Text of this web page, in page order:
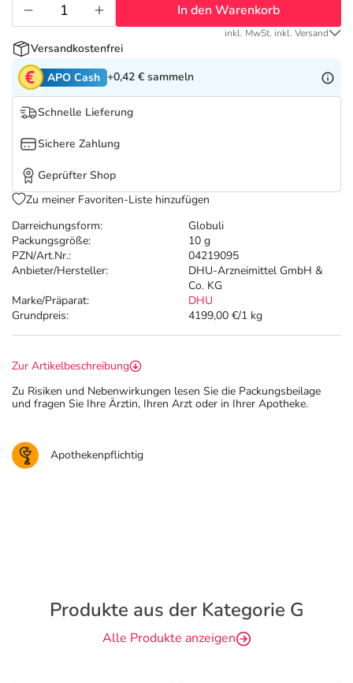
Tierapotheke
Vitamine & Mineralstoffe
Marken
Salus Deals
Darreichungsform:
Globuli
Packungsgröße:
10 g
PZN/Art.Nr.:
04219095
Anbieter/Hersteller:
DHU-Arzneimittel GmbH &
Co. KG
Marke/Präparat:
DHU
Grundpreis:
4199,00 €/1 kg
In den Warenkorb
inkl. MwSt. inkl. Versand
Versandkostenfrei
APO Cash +0,42 € sammeln
Schnelle Lieferung
Sichere Zahlung
Geprüfter Shop
Zu meiner Favoriten-Liste hinzufügen
Zur Artikelbeschreibung
Zu Risiken und Nebenwirkungen lesen Sie die Packungsbeilage
und fragen Sie Ihre Ärztin, Ihren Arzt oder in Ihrer Apotheke.
Apothekenpflichtig
Produkte aus der Kategorie G
Alle Produkte anzeigen